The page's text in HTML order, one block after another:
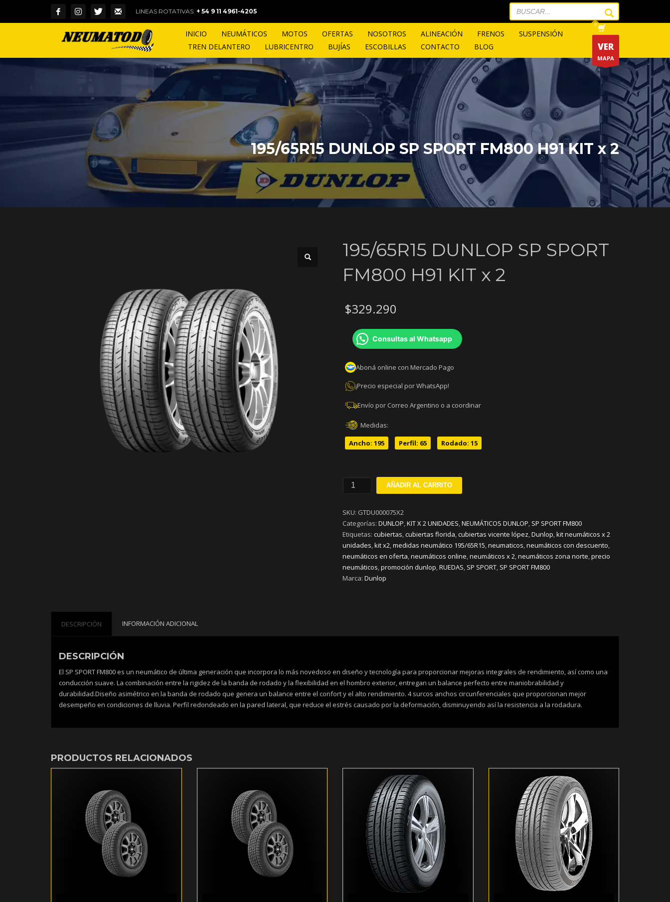
LINEAS ROTATIVAS: + 54 9 11 4961-4205
INICIO NEUMÁTICOS MOTOS OFERTAS NOSOTROS ALINEACIÓN FRENOS
SUSPENSIÓN
TREN DELANTERO
LUBRICENTRO BUJÍAS ESCOBILLAS CONTACTO BLOG VER
MAPA
195/65R15 DUNLOP SP SPORT FM800 H91 KIT x 2
195/65R15 DUNLOP SP SPORT
FM800 H91 KIT x 2
$329.290
Consultas al Whatsapp
Aboná online con Mercado Pago
¡Precio especial por WhatsApp!
Envío por Correo Argentino o a coordinar
Medidas:
Ancho: 195
Perfil: 65 Rodado: 15
195/65R15
SPORT
FM800
H91
KIT
x
2
cantidad
AÑADIR AL CARRITO
SKU: GTDU000075X2
Categorías: DUNLOP,KIT X 2 UNIDADES,NEUMÁTICOS DUNLOP, SP SPORT FM800
Etiquetas: cubiertas,cubiertas florida,cubiertas vicente lópez,Dunlop,kit neumáticos x 2
unidades,kit x2,medidas neumático 195/65R15,neumaticos,neumáticos con descuento,
neumáticos en oferta,neumáticos online,neumáticos x 2,neumáticos zona norte,precio
neumáticos,promoción dunlop,RUEDAS, SP SPORT, SP SPORT FM800
Marca: Dunlop
DESCRIPCIÓN INFORMACIÓN ADICIONAL
DESCRIPCIÓN
El SP SPORT FM800 es un neumático de última generación que incorpora lo más novedoso en diseño y tecnología para proporcionar mejoras integrales de rendimiento, así como una
conducción suave. La combinación entre la rigidez de la banda de rodado y la flexibilidad en el hombro exterior, entregan un balance perfecto entre maniobrabilidad y
durabilidad.Diseño asimétrico en la banda de rodado que genera un balance entre el confort y el alto rendimiento. 4 surcos anchos circunferenciales que proporcionan mejor
desempeño en condiciones de lluvia. Perfil redondeado en la pared lateral, que reduce el estrés causado por la deformación, disminuyendo así la resistencia a la rodadura.
PRODUCTOS RELACIONADOS